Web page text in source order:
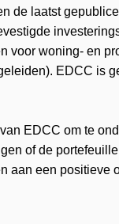
de laatst
voor woning- en
EDCC is
EDCC om te
of de
aan een positieve